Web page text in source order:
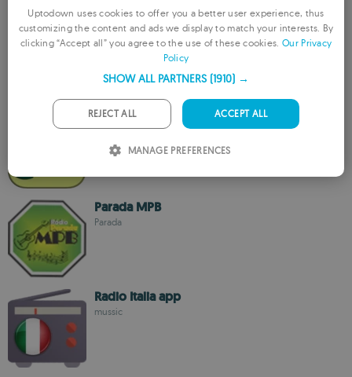
La Otra FM
Adovis Chacón
Radio Canela
Adovis Chacón
Parada MPB
Parada
Radio Italia app
mussic
ENGLISH
Uptodown uses cookies to offer you a better user experience, thus
customizing the content and ads we display to match your interests. By
clicking “Accept all” you agree to the use of these cookies. Our Privacy
Policy
SHOW ALL PARTNERS (1910) →
ACCEPT ALL
REJECT ALL
MANAGE PREFERENCES